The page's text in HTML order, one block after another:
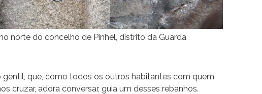
norte do concelho de Pinhel, distrito da Guarda
gentil, que, como todos os outros habitantes com quem
cruzar, adora conversar, guia um desses rebanhos.